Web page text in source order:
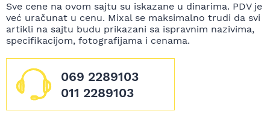
Sve cene na ovom sajtu su iskazane u dinarima. PDV je
već uračunat u cenu. Mixal se maksimalno trudi da svi
artikli na sajtu budu prikazani sa ispravnim nazivima,
specifikacijom, fotografijama i cenama.
069 2289103
011 2289103